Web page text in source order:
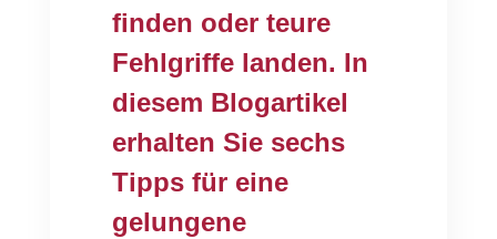
finden oder teure
Fehlgriffe landen. In
diesem Blogartikel
erhalten Sie sechs
Tipps für eine
gelungene